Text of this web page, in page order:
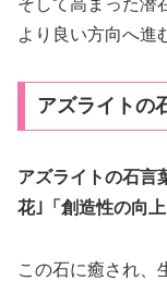
より良い方向へ進
アズライトの
アズライトの石言
花｣「創造性の向上
この石に癒され、